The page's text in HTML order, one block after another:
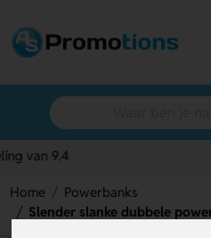
Home
Powerbanks
Slender slanke dubbele